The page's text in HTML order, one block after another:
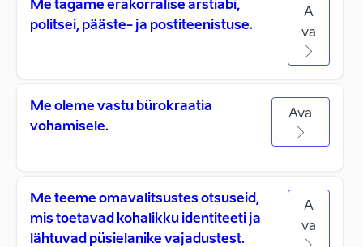
Me tagame erakorralise arstiabi,
politsei, pääste- ja postiteenistuse.
A
va
Me oleme vastu bürokraatia
vohamisele.
Ava
Me teeme omavalitsustes otsuseid,
mis toetavad kohalikku identiteeti ja
lähtuvad püsielanike vajadustest.
A
va